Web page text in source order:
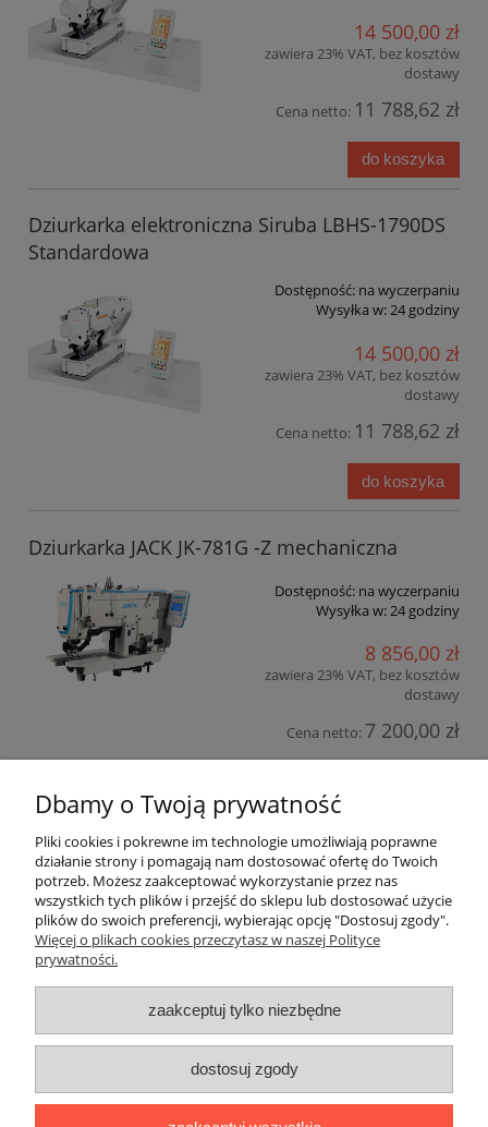
14 500,00 zł
zawiera 23% VAT, bez kosztów
dostawy
Cena netto: 11 788,62 zł
do koszyka
Dziurkarka elektroniczna Siruba LBHS-1790DS
Standardowa
Dostępność: na wyczerpaniu
Wysyłka w:24 godziny
14 500,00 zł
zawiera 23% VAT, bez kosztów
dostawy
Cena netto: 11 788,62 zł
do koszyka
Dziurkarka JACK JK-781G -Z mechaniczna
Dostępność: na wyczerpaniu
Wysyłka w:24 godziny
8 856,00 zł
zawiera 23% VAT, bez kosztów
dostawy
Cena netto: 7 200,00 zł
Pomoc
Moje konto
Informacje
O nas
Dbamy o Twoją prywatność
Pliki cookies i pokrewne im technologie umożliwiają poprawne
działanie strony i pomagają nam dostosować ofertę do Twoich
potrzeb. Możesz zaakceptować wykorzystanie przez nas
wszystkich tych plików i przejść do sklepu lub dostosować użycie
plików do swoich preferencji, wybierając opcję "Dostosuj zgody".
Więcej o plikach cookies przeczytasz w naszej Polityce
prywatności.
zaakceptuj tylko niezbędne
dostosuj zgody